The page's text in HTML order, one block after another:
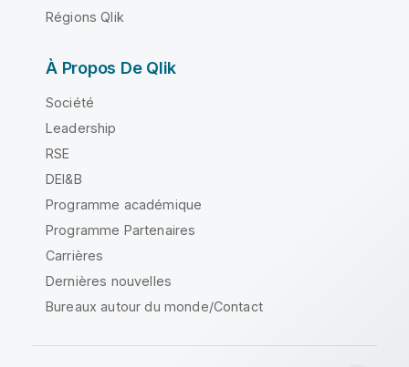
Régions Qlik
À Propos De Qlik
Société
Leadership
RSE
DEI&B
Programme académique
Programme Partenaires
Carrières
Dernières nouvelles
Bureaux autour du monde/Contact